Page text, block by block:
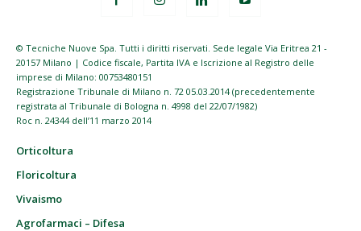
© Tecniche Nuove Spa. Tutti i diritti riservati. Sede legale Via Eritrea 21 -
20157 Milano | Codice fiscale, Partita IVA e Iscrizione al Registro delle
imprese di Milano: 00753480151
Registrazione Tribunale di Milano n. 72 05.03.2014 (precedentemente
registrata al Tribunale di Bologna n. 4998 del 22/07/1982)
Roc n. 24344 dell’11 marzo 2014
Orticoltura
Floricoltura
Vivaismo
Agrofarmaci – Difesa